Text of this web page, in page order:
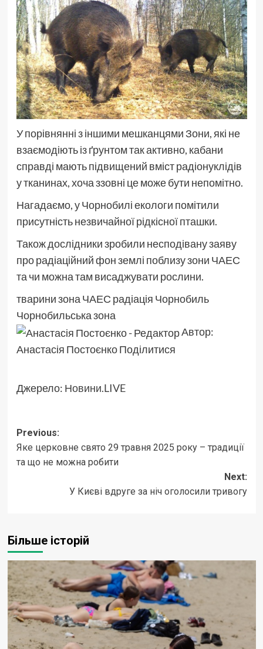
У порівнянні з іншими мешканцями Зони, які не
взаємодіють із ґрунтом так активно, кабани
справді мають підвищений вміст радіонуклідів
у тканинах, хоча ззовні це може бути непомітно.
Нагадаємо, у Чорнобилі екологи помітили
присутність незвичайної рідкісної пташки.
Також дослідники зробили несподівану заяву
про радіаційний фон землі поблизу зони ЧАЕС
та чи можна там висаджувати рослини.
тварини зона ЧАЕС радіація Чорнобиль
Чорнобильська зона
Автор:
Анастасія ПостоєнкоПоділитися
Джерело: Новини.LIVE
Post
navigation
Previous:
Яке церковне свято 29 травня 2025 року – традиції
та що не можна робити
Next:
У Києві вдруге за ніч оголосили тривогу
Більше історій